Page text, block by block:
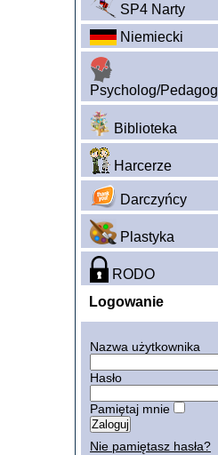
SP4 Narty
Niemiecki
Psycholog/Pedagog
Biblioteka
Harcerze
Darczyńcy
Plastyka
RODO
Logowanie
Nazwa użytkownika
Hasło
Pamiętaj mnie
Nie pamiętasz hasła?